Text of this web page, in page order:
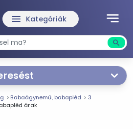
notes
menu Kategóriák
search
Te magad!
Babaágynemű, babapléd
3
árak